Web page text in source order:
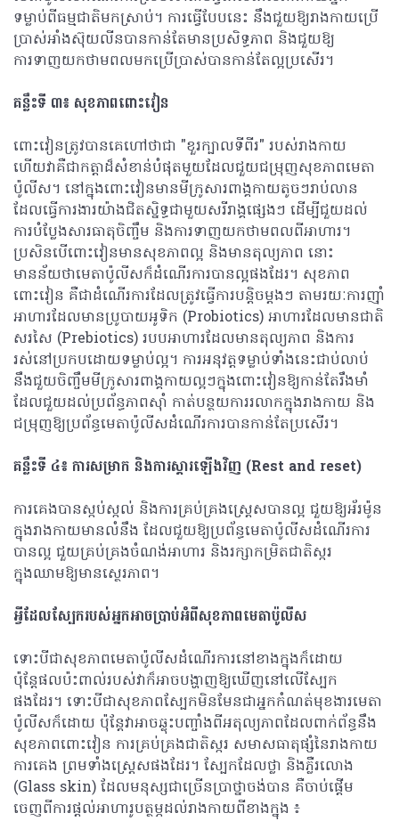
ទម្លាប់ពីធម្មជាតិមកស្រាប់។ ការធ្វើបែបនេះ នឹងជួយឱ្យរាងកាយប្រើ
ប្រាស់អាំងស៊ុយលីនបានកាន់តែមានប្រសិទ្ធភាព និងជួយឱ្យ
ការទាញយកថាមពលមកប្រើប្រាស់បានកាន់តែល្អប្រសើរ។
គន្លឹះទី ៣៖ សុខភាពពោះវៀន
ពោះវៀនត្រូវបានគេហៅថាជា "ខួរក្បាលទីពីរ" របស់រាងកាយ
ហើយវាគឺជាកត្តាដ៏សំខាន់បំផុតមួយដែលជួយជម្រុញសុខភាពមេតា
ប៉ូលីស។ នៅក្នុងពោះវៀនមានមីក្រូសារពាង្គកាយតូចៗរាប់លាន
ដែលធ្វើការងារយ៉ាងជិតស្និទ្ធជាមួយសរីរាង្គ​ផ្សេង​ៗ ដើម្បីជួយដល់
ការបំប្លែងសារធាតុចិញ្ចឹម និងការទាញយកថាមពលពីអាហារ។
ប្រសិនបើពោះវៀនមានសុខភាពល្អ និងមានតុល្យភាព នោះ
មានន័យថាមេតាប៉ូលីសក៏ដំណើរការបានល្អផងដែរ។ សុខភាព
ពោះវៀន គឺជាដំណើរការដែលត្រូវធ្វើការបន្តិចម្តងៗ តាមរយៈការញ៉ាំ
អាហារដែលមានប្រូបាយអូទិក (Probiotics) អាហារដែលមានជាតិ
សរសៃ (Prebiotics)​ របបអាហារដែលមានតុល្យភាព និងការ
រស់នៅប្រកបដោយទម្លាប់ល្អ។ ការអនុវត្តទម្លាប់ទាំងនេះជាប់លាប់
នឹងជួយចិញ្ចឹមមីក្រូសារពាង្គកាយល្អៗក្នុងពោះវៀនឱ្យកាន់តែរឹងមាំ
ដែលជួយដល់ប្រព័ន្ធភាពស៊ាំ កាត់បន្ថយការរលាកក្នុងរាងកាយ និង
ជម្រុញឱ្យប្រព័ន្ធមេតាប៉ូលីសដំណើរការបានកាន់តែប្រសើរ។
គន្លឹះទី ៤៖ ការសម្រាក និងការស្តារឡើងវិញ (Rest and reset)
ការគេងបានស្កប់ស្កល់ និងការគ្រប់គ្រងស្ត្រេសបានល្អ ជួយឱ្យអ័រម៉ូន
ក្នុងរាងកាយមានលំនឹង ដែលជួយឱ្យប្រព័ន្ធមេតាប៉ូលីសដំណើរការ
បានល្អ ជួយគ្រប់គ្រងចំណង់អាហារ និងរក្សាកម្រិតជាតិស្ករ
ក្នុងឈាមឱ្យមានស្ថេរភាព។
អ្វីដែលស្បែករបស់អ្នកអាចប្រាប់អំពីសុខភាពមេតាប៉ូលីស
ទោះបីជាសុខភាពមេតាប៉ូលីសដំណើរការនៅខាងក្នុងក៏ដោយ
ប៉ុន្តែផលប៉ះពាល់របស់វាក៏អាចបង្ហាញឱ្យឃើញនៅលើស្បែក
ផងដែរ។ ទោះបីជាសុខភាពស្បែកមិនមែនជាអ្នកកំណត់មុខងារមេតា
ប៉ូលីសក៏ដោយ ប៉ុន្តែវាអាចឆ្លុះបញ្ចាំងពីអតុល្យភាពដែលពាក់ព័ន្ធនឹង
សុខភាពពោះវៀន ការគ្រប់គ្រងជាតិស្ករ សមាសធាតុផ្សំនៃរាងកាយ
ការគេង ព្រមទាំងស្ត្រេសផងដែរ។ ស្បែកដែលថ្លា និងភ្លឺរលោង
(Glass skin) ដែលមនុស្សជាច្រើនប្រាថ្នាចង់បាន គឺចាប់ផ្តើម
ចេញពីការផ្តល់អាហារូបត្ថម្ភដល់រាងកាយពីខាងក្នុង ៖